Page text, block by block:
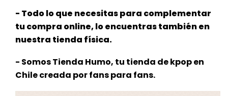
- Todo lo que necesitas para complementar
tu compra online, lo encuentras también en
nuestra tienda física.
- Somos Tienda Humo, tu tienda de kpop en
Chile creada por fans para fans.